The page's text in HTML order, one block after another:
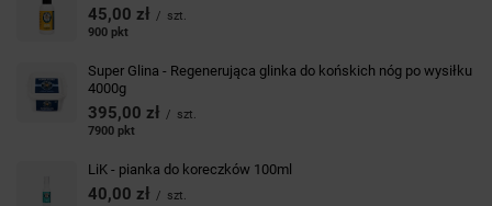
45,00 zł / szt.
900 pkt
Super Glina - Regenerująca glinka do końskich nóg po wysiłku
4000g
395,00 zł / szt.
7900 pkt
LiK - pianka do koreczków 100ml
40,00 zł / szt.